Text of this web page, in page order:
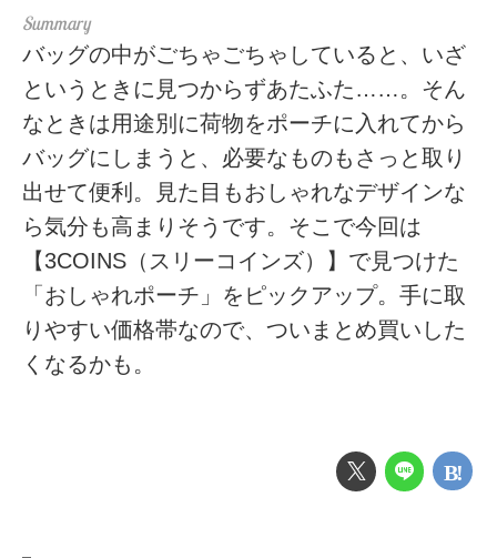
バッグの中がごちゃごちゃしていると、いざ
というときに見つからずあたふた……。そん
なときは用途別に荷物をポーチに入れてから
バッグにしまうと、必要なものもさっと取り
出せて便利。見た目もおしゃれなデザインな
ら気分も高まりそうです。そこで今回は
【3COINS（スリーコインズ）】で見つけた
「おしゃれポーチ」をピックアップ。手に取
りやすい価格帯なので、ついまとめ買いした
くなるかも。